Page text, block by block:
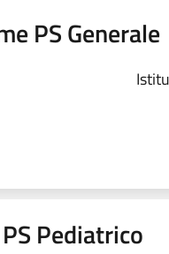
PS Generale
Pediatrico